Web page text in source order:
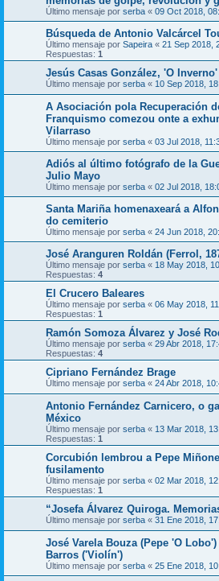
Último mensaje por serba « 09 Oct 2018,
Búsqueda de Antonio Valcárcel
Último mensaje por Sapeira « 21 Sep 2018,
Respuestas: 1
Jesús Casas González, 'O Inverno'
Último mensaje por serba « 10 Sep 2018,
A Asociación pola Recuperación
Franquismo comezou onte a
Vilarraso
Último mensaje por serba « 03 Jul 2018,
Adiós al último fotógrafo de la
Julio Mayo
Último mensaje por serba « 02 Jul 2018,
Santa Mariña homenaxeará a
do cemiterio
Último mensaje por serba « 24 Jun 2018,
José Aranguren Roldán (Ferrol,
Último mensaje por serba « 18 May 2018,
Respuestas: 4
El Crucero Baleares
Último mensaje por serba « 06 May 2018,
Respuestas: 1
Ramón Somoza Álvarez y José
Último mensaje por serba « 29 Abr 2018,
Respuestas: 4
Cipriano Fernández Brage
Último mensaje por serba « 24 Abr 2018,
Antonio Fernández Carnicero, o
México
Último mensaje por serba « 13 Mar 2018,
Respuestas: 1
Corcubión lembrou a Pepe
fusilamento
Último mensaje por serba « 02 Mar 2018,
Respuestas: 1
“Josefa Álvarez Quiroga.
Último mensaje por serba « 31 Ene 2018,
José Varela Bouza (Pepe 'O
Barros ('Violín')
Último mensaje por serba « 25 Ene 2018,